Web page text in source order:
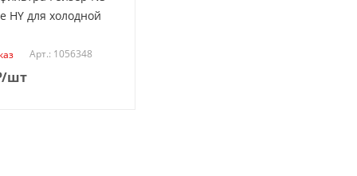
HY для холодной
Арт.: 1056348
/шт